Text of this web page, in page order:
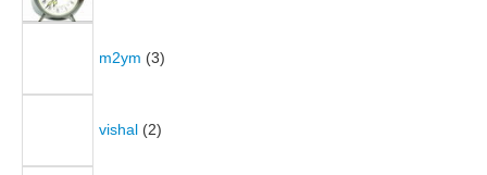
m2ym (3)
vishal (2)